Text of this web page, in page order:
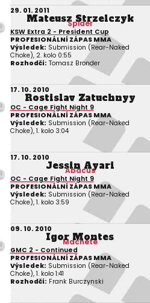
29. 01. 2011
Mateusz Strzelczyk
Spider
KSW Extra 2 - President Cup
PROFESIONÁLNÍ ZÁPAS MMA
Výsledek: Submission (Rear-Naked
Choke), 2. kolo 0:55
Rozhodčí: Tomasz Bronder
17. 10. 2010
Rostislav Zatuchnyy
OC - Cage Fight Night 9
PROFESIONÁLNÍ ZÁPAS MMA
Výsledek: Submission (Rear-Naked
Choke), 1. kolo 3:04
17. 10. 2010
Jessin Ayari
Abacus
OC - Cage Fight Night 9
PROFESIONÁLNÍ ZÁPAS MMA
Výsledek: Submission (Rear-Naked
Choke), 1. kolo 3:59
09. 10. 2010
Igor Montes
Machete
GMC 2 - Continued
PROFESIONÁLNÍ ZÁPAS MMA
Výsledek: Submission (Rear-Naked
Choke), 1. kolo 1:41
Rozhodčí: Frank Burczynski